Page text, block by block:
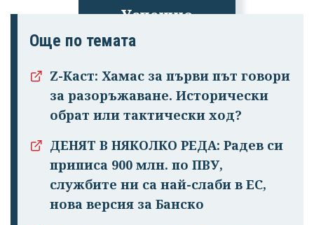
Успешно
излязохте от
Още по темата
Z-Каст: Хамас за първи път говори
за разоръжаване. Исторически
обрат или тактически ход?
ДЕНЯТ В НЯКОЛКО РЕДА: Радев си
приписа 900 млн. по ПВУ,
службите ни са най-слаби в ЕС,
нова версия за Банско